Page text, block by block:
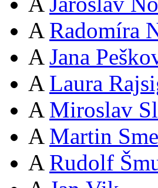
A Radomíra
A Jana
A Laura
A Miroslav
A Martin
A Rudolf